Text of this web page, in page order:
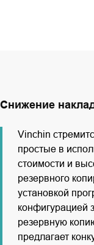
Снижение
Vinchin
простые в
стоимости и
резервного
установкой
конфигурацией
резервную
предлагает